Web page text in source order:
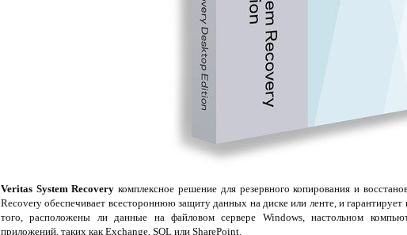
Veritas System Recovery комплексное решение для резервного копирования и
Recovery обеспечивает всестороннюю защиту данных на диске или ленте, и
того, расположены ли данные на файловом сервере Windows, настольном
приложений, таких как Exchange, SQL или SharePoint.